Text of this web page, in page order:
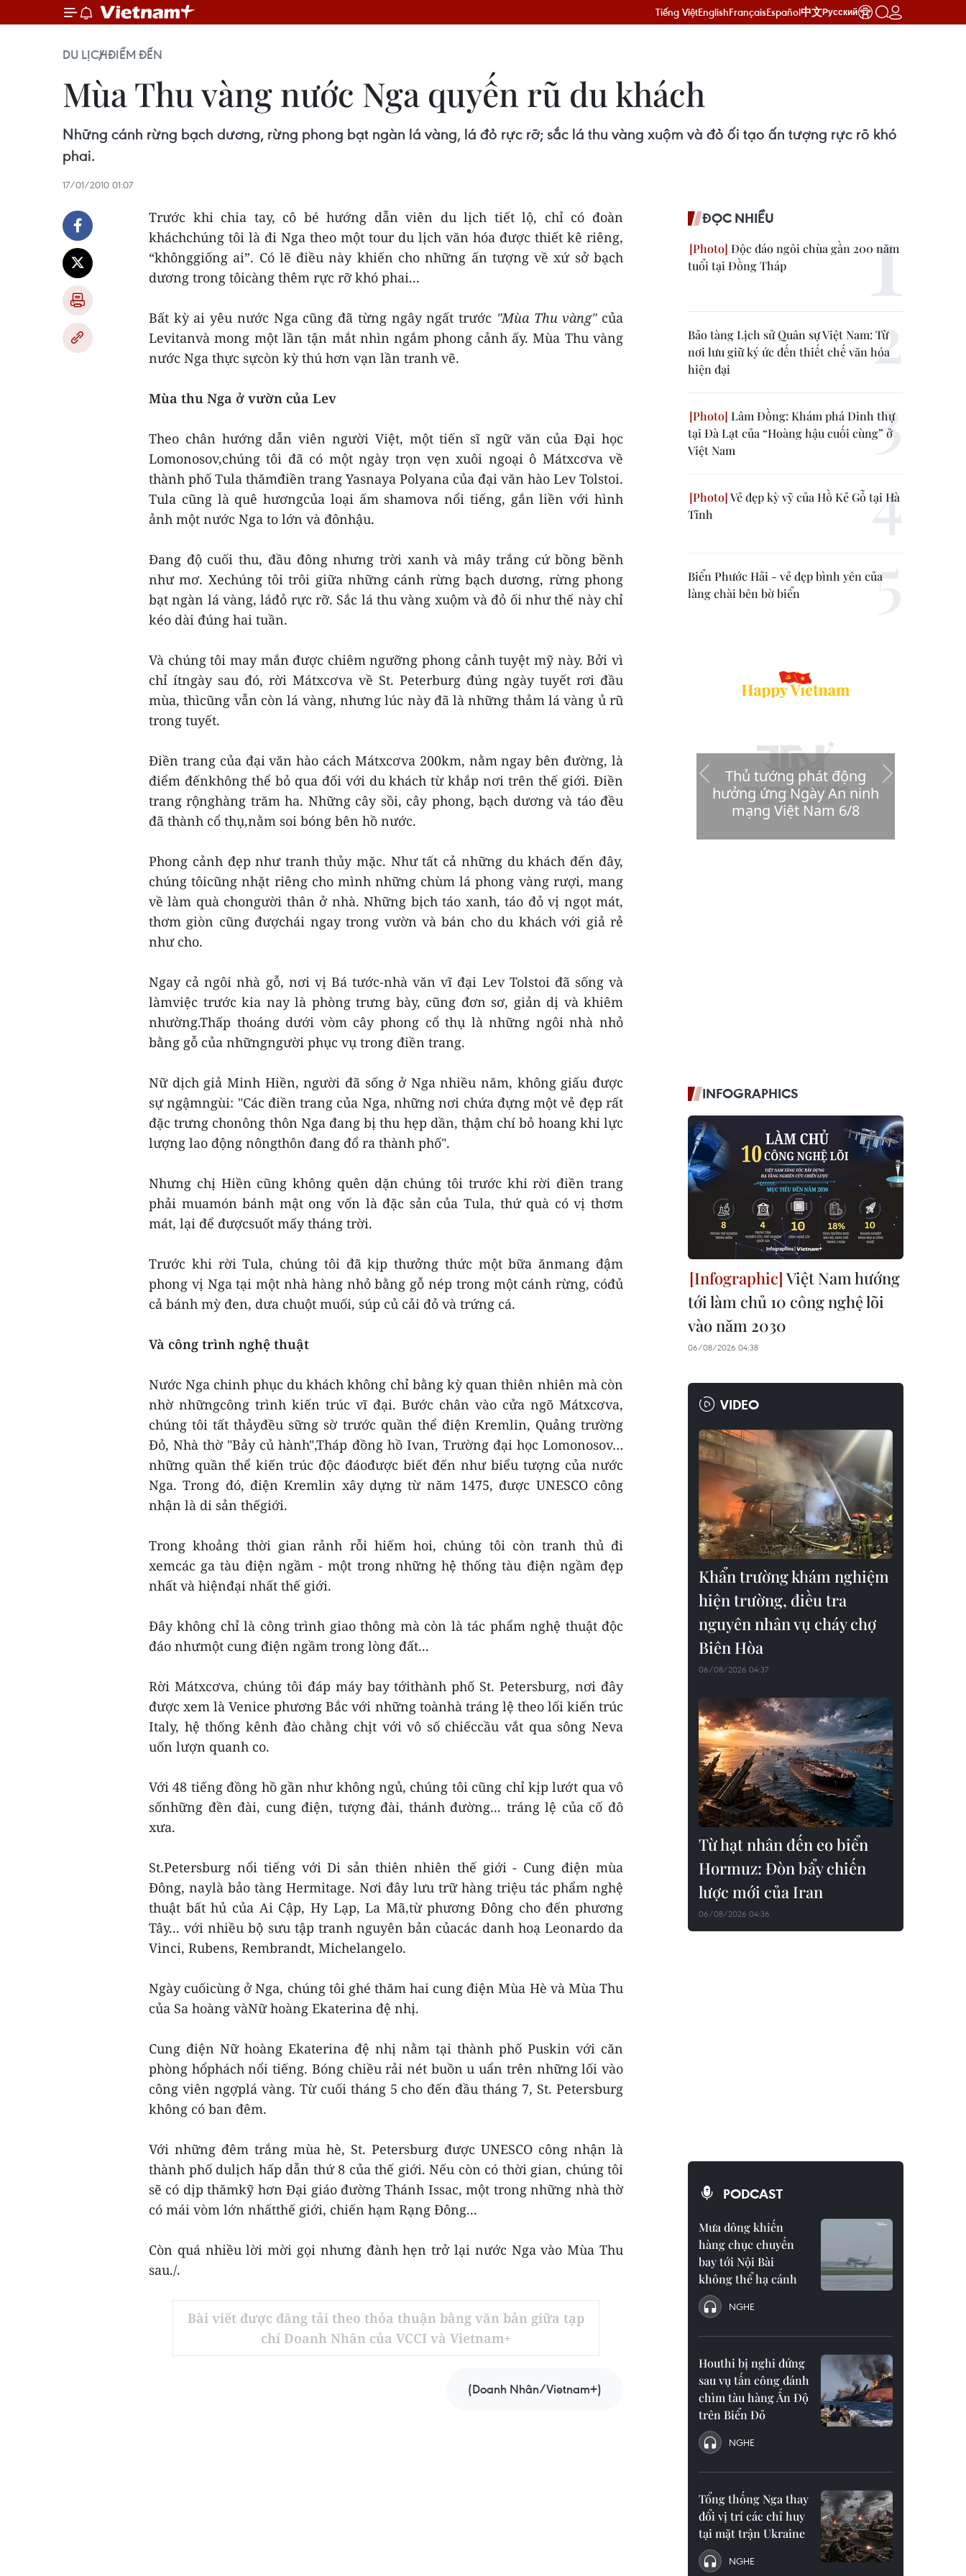
Tiếng ViệtEnglishFrançaisEspañol中文Русский
DU LỊCHĐIỂM ĐẾN
Mùa Thu vàng nước Nga quyến rũ du khách
Những cánh rừng bạch dương, rừng phong bạt ngàn lá vàng, lá đỏ rực rỡ; sắc lá thu vàng xuộm và đỏ ối tạo ấn tượng rực rõ khó
phai.
17/01/2010 01:07
Trước khi chia tay, cô bé hướng dẫn viên du lịch tiết lộ, chỉ có đoàn
kháchchúng tôi là đi Nga theo một tour du lịch văn hóa được thiết kê riêng,
“khônggiống ai”. Có lẽ điều này khiến cho những ấn tượng về xứ sở bạch
dương trong tôicàng thêm rực rỡ khó phai...
Bất kỳ ai yêu nước Nga cũng đã từng ngây ngất trước "Mùa Thu vàng"của
Levitanvà mong một lần tận mắt nhìn ngắm phong cảnh ấy. Mùa Thu vàng
nước Nga thực sựcòn kỳ thú hơn vạn lần tranh vẽ.
Mùa thu Nga ở vườn của Lev
Theo chân hướng dẫn viên người Việt, một tiến sĩ ngữ văn của Đại học
Lomonosov,chúng tôi đã có một ngày trọn vẹn xuôi ngoại ô Mátxcơva về
thành phố Tula thămđiền trang Yasnaya Polyana của đại văn hào Lev Tolstoi.
Tula cũng là quê hươngcủa loại ấm shamova nổi tiếng, gắn liền với hình
ảnh một nước Nga to lớn và đônhậu.
Đang độ cuối thu, đầu đông nhưng trời xanh và mây trắng cứ bồng bềnh
như mơ. Xechúng tôi trôi giữa những cánh rừng bạch dương, rừng phong
bạt ngàn lá vàng, láđỏ rực rỡ. Sắc lá thu vàng xuộm và đỏ ối như thế này chỉ
kéo dài đúng hai tuần.
Và chúng tôi may mắn được chiêm ngưỡng phong cảnh tuyệt mỹ này. Bởi vì
chỉ ítngày sau đó, rời Mátxcơva về St. Peterburg đúng ngày tuyết rơi đầu
mùa, thìcũng vẫn còn lá vàng, nhưng lúc này đã là những thảm lá vàng ủ rũ
trong tuyết.
Điền trang của đại văn hào cách Mátxcơva 200km, nằm ngay bên đường, là
điểm đếnkhông thể bỏ qua đối với du khách từ khắp nơi trên thế giới. Điền
trang rộnghàng trăm ha. Những cây sồi, cây phong, bạch dương và táo đều
đã thành cổ thụ,nằm soi bóng bên hồ nước.
Phong cảnh đẹp như tranh thủy mặc. Như tất cả những du khách đến đây,
chúng tôicũng nhặt riêng cho mình những chùm lá phong vàng rượi, mang
về làm quà chongười thân ở nhà. Những bịch táo xanh, táo đỏ vị ngọt mát,
thơm giòn cũng đượchái ngay trong vườn và bán cho du khách với giả rẻ
như cho.
Ngay cả ngôi nhà gỗ, nơi vị Bá tước-nhà văn vĩ đại Lev Tolstoi đã sống và
làmviệc trước kia nay là phòng trưng bày, cũng đơn sơ, giản dị và khiêm
nhường.Thấp thoáng dưới vòm cây phong cổ thụ là những ngôi nhà nhỏ
bằng gỗ của nhữngngười phục vụ trong điền trang.
Nữ dịch giả Minh Hiền, người đã sống ở Nga nhiều năm, không giấu được
sự ngậmngùi: "Các điền trang của Nga, những nơi chứa đựng một vẻ đẹp rất
đặc trưng chonông thôn Nga đang bị thu hẹp dần, thậm chí bỏ hoang khi lực
lượng lao động nôngthôn đang đổ ra thành phố".
Nhưng chị Hiền cũng không quên dặn chúng tôi trước khi rời điền trang
phải muamón bánh mật ong vốn là đặc sản của Tula, thứ quà có vị thơm
mát, lại để đượcsuốt mấy tháng trời.
Trước khi rời Tula, chúng tôi đã kịp thưởng thức một bữa ănmang đậm
phong vị Nga tại một nhà hàng nhỏ bằng gỗ nép trong một cánh rừng, cóđủ
cả bánh mỳ đen, dưa chuột muối, súp củ cải đỏ và trứng cá.
Và công trình nghệ thuật
Nước Nga chinh phục du khách không chỉ bằng kỳ quan thiên nhiên mà còn
nhờ nhữngcông trình kiến trúc vĩ đại. Bước chân vào cửa ngõ Mátxcơva,
chúng tôi tất thảyđều sững sờ trước quần thể điện Kremlin, Quảng trường
Đỏ, Nhà thờ "Bảy củ hành",Tháp đồng hồ Ivan, Trường đại học Lomonosov…
những quần thể kiến trúc độc đáođược biết đến như biểu tượng của nước
Nga. Trong đó, điện Kremlin xây dựng từ năm 1475, được UNESCO công
nhận là di sản thếgiới.
Trong khoảng thời gian rảnh rỗi hiếm hoi, chúng tôi còn tranh thủ đi
xemcác ga tàu điện ngầm - một trong những hệ thống tàu điện ngầm đẹp
nhất và hiệnđại nhất thế giới.
Đây không chỉ là công trình giao thông mà còn là tác phẩm nghệ thuật độc
đáo nhưmột cung điện ngầm trong lòng đất...
Rời Mátxcơva, chúng tôi đáp máy bay tớithành phố St. Petersburg, nơi đây
được xem là Venice phương Bắc với những toànhà tráng lệ theo lối kiến trúc
Italy, hệ thống kênh đào chằng chịt với vô số chiếccầu vắt qua sông Neva
uốn lượn quanh co.
Với 48 tiếng đồng hồ gần như không ngủ, chúng tôi cũng chỉ kịp lướt qua vô
sốnhững đền đài, cung điện, tượng đài, thánh đường... tráng lệ của cố đô
xưa.
St.Petersburg nổi tiếng với Di sản thiên nhiên thế giới - Cung điện mùa
Đông, naylà bảo tàng Hermitage. Nơi đây lưu trữ hàng triệu tác phẩm nghệ
thuật bất hủ của Ai Cập, Hy Lạp, La Mã,từ phương Đông cho đến phương
Tây... với nhiều bộ sưu tập tranh nguyên bản củacác danh hoạ Leonardo da
Vinci, Rubens, Rembrandt, Michelangelo.
Ngày cuốicùng ở Nga, chúng tôi ghé thăm hai cung điện Mùa Hè và Mùa Thu
của Sa hoàng vàNữ hoàng Ekaterina đệ nhị.
Cung điện Nữ hoàng Ekaterina đệ nhị nằm tại thành phố Puskin với căn
phòng hổphách nổi tiếng. Bóng chiều rải nét buồn u uẩn trên những lối vào
công viên ngợplá vàng. Từ cuối tháng 5 cho đến đầu tháng 7, St. Petersburg
không có ban đêm.
Với những đêm trắng mùa hè, St. Petersburg được UNESCO công nhận là
thành phố dulịch hấp dẫn thứ 8 của thế giới. Nếu còn có thời gian, chúng tôi
sẽ có dịp thămkỹ hơn Đại giáo đường Thánh Issac, một trong những nhà thờ
có mái vòm lớn nhấtthế giới, chiến hạm Rạng Đông...
Còn quá nhiều lời mời gọi nhưng đành hẹn trở lại nước Nga vào Mùa Thu
sau./.
Bài viết được đăng tải theo thỏa thuận bằng văn bản giữa tạp
chí Doanh Nhân của VCCI và Vietnam+
(Doanh Nhân/Vietnam+)
ĐỌC NHIỀU
Độc đáo ngôi chùa gần 200 năm
tuổi tại Đồng Tháp
Bảo tàng Lịch sử Quân sự Việt Nam: Từ
nơi lưu giữ ký ức đến thiết chế văn hóa
hiện đại
Lâm Đồng: Khám phá Dinh thự
tại Đà Lạt của “Hoàng hậu cuối cùng” ở
Việt Nam
Vẻ đẹp kỳ vỹ của Hồ Kẻ Gỗ tại Hà
Tĩnh
Biển Phước Hải - vẻ đẹp bình yên của
làng chài bên bờ biển
INFOGRAPHICS
Việt Nam hướng
tới làm chủ 10 công nghệ lõi
vào năm 2030
06/08/2026 04:38
VIDEO
Khẩn trường khám nghiệm
hiện trường, điều tra
nguyên nhân vụ cháy chợ
Biên Hòa
06/08/2026 04:37
Từ hạt nhân đến eo biển
Hormuz: Đòn bẩy chiến
lược mới của Iran
06/08/2026 04:36
PODCAST
Mưa dông khiến
hàng chục chuyến
bay tới Nội Bài
không thể hạ cánh
NGHE
Houthi bị nghi đứng
sau vụ tấn công đánh
chìm tàu hàng Ấn Độ
trên Biển Đỏ
NGHE
Tổng thống Nga thay
đổi vị trí các chỉ huy
tại mặt trận Ukraine
NGHE